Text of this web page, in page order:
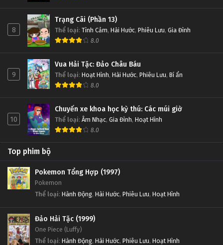
8
Trạng Cãi (Phần 13)
Thể loại: Tình Cảm, Hài Hước, Phiêu Lưu, Gia Đình
8.0
9
Vua Hải Tặc: Đảo Châu Báu
Thể loại: Hoạt Hình, Hài Hước, Phiêu Lưu, Bí ẩn
8.0
10
Chuyến xe khoa học kỳ thú: Các múi giờ
Thể loại: Âm Nhạc, Gia Đình, Hoạt Hình
8.0
Top phim bộ
Pokemon Tổng Hợp (1997)
Pokemon
Thể loại: Hành Động, Hài Hước, Phiêu Lưu, Hoạt Hình
Đảo Hải Tặc (1999)
One Piece (Luffy)
Thể loại: Hành Động, Hài Hước, Phiêu Lưu, Hoạt Hình